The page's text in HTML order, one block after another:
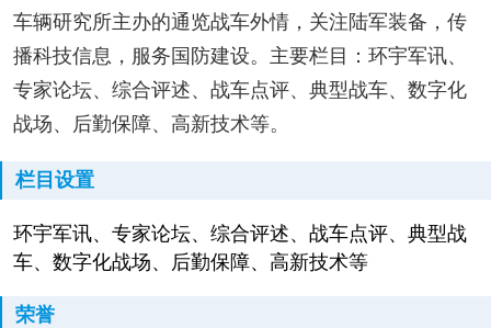
车辆研究所主办的通览战车外情，关注陆军装备，传
播科技信息，服务国防建设。主要栏目：环宇军讯、
专家论坛、综合评述、战车点评、典型战车、数字化
战场、后勤保障、高新技术等。
栏目设置
环宇军讯、专家论坛、综合评述、战车点评、典型战
车、数字化战场、后勤保障、高新技术等
荣誉